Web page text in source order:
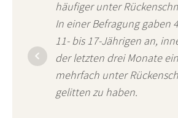
häufiger unter
In einer Befragung gaben
11- bis 17-Jährigen an,
der letzten drei Monate
mehrfach unter
gelitten zu haben.